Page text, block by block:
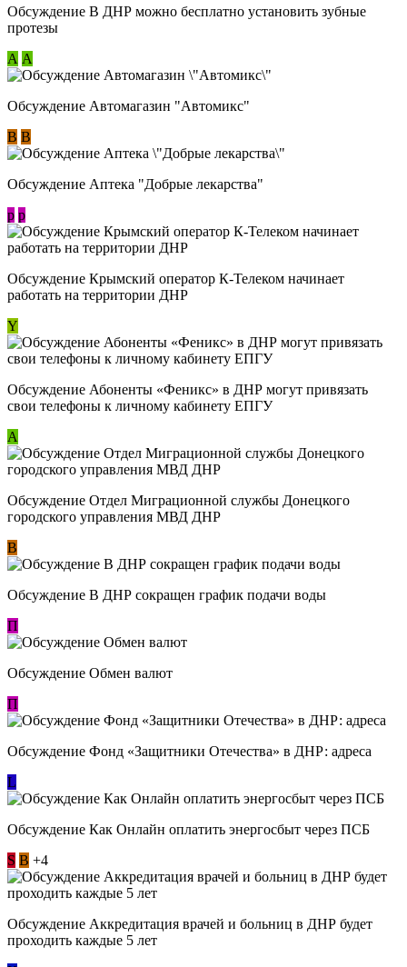
Обсуждение В ДНР можно бесплатно установить зубные
протезы
А А
Обсуждение Автомагазин "Автомикс"
В В
Обсуждение Аптека "Добрые лекарства"
p p
Обсуждение Крымский оператор К-Телеком начинает
работать на территории ДНР
Y
Обсуждение ​Абоненты «Феникс» в ДНР могут привязать
свои телефоны к личному кабинету ЕПГУ
А
Обсуждение Отдел Миграционной службы Донецкого
городского управления МВД ДНР
В
Обсуждение В ДНР сокращен график подачи воды
П
Обсуждение Обмен валют
П
Обсуждение Фонд «Защитники Отечества» в ДНР: адреса
L
Обсуждение ​Как Онлайн оплатить энергосбыт через ПСБ
S В +4
Обсуждение Аккредитация врачей и больниц в ДНР будет
проходить каждые 5 лет